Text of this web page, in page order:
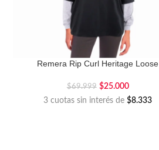
Remera Rip Curl Heritage Loose
$69.999 $25.000
3 cuotas sin interés de$8.333